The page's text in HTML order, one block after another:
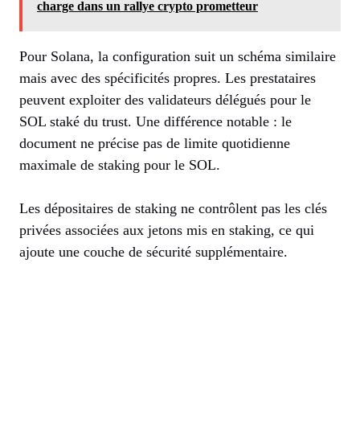
charge dans un rallye crypto prometteur
Pour Solana, la configuration suit un schéma similaire
mais avec des spécificités propres. Les prestataires
peuvent exploiter des validateurs délégués pour le
SOL staké du trust. Une différence notable : le
document ne précise pas de limite quotidienne
maximale de staking pour le SOL.
Les dépositaires de staking ne contrôlent pas les clés
privées associées aux jetons mis en staking, ce qui
ajoute une couche de sécurité supplémentaire.